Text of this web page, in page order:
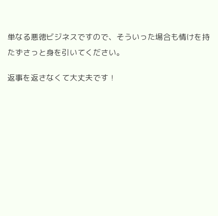
単なる悪徳ビジネスですので、そういった場合も情けを持
たずさっと身を引いてください。
返事を返さなくて大丈夫です！